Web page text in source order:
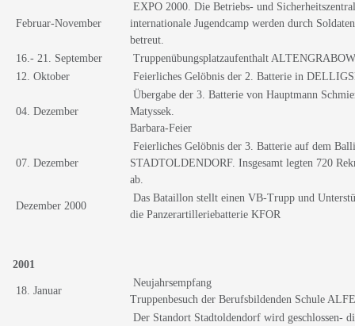
Februar-November
EXPO 2000. Die Betriebs- und
internationale Jugendcamp werden durch
betreut.
16.- 21. September
Truppenübungsplatzaufenthalt ALTENGRABOW
12. Oktober
Feierliches Gelöbnis der 2. Batterie in
04. Dezember
Übergabe der 3. Batterie von Hauptmann
Matyssek.
Barbara-Feier
07. Dezember
Feierliches Gelöbnis der 3. Batterie auf dem
STADTOLDENDORF. Insgesamt legten 720
ab.
Dezember 2000
Das Bataillon stellt einen VB-Trupp und
die Panzerartilleriebatterie KFOR
2001
18. Januar
Neujahrsempfang
Truppenbesuch der Berufsbildenden Schule
Der Standort Stadtoldendorf wird geschlossen-